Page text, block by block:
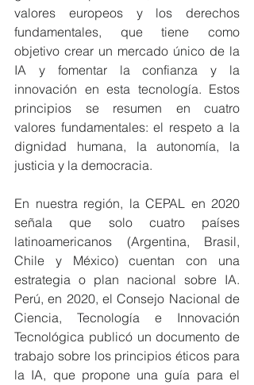
valores europeos y los derechos
fundamentales, que tiene como
objetivo crear un mercado único de la
IA y fomentar la confianza y la
innovación en esta tecnología. Estos
principios se resumen en cuatro
valores fundamentales: el respeto a la
dignidad humana, la autonomía, la
justicia y la democracia.
En nuestra región, la CEPAL en 2020
señala que solo cuatro países
latinoamericanos (Argentina, Brasil,
Chile y México) cuentan con una
estrategia o plan nacional sobre IA.
Perú, en 2020, el Consejo Nacional de
Ciencia, Tecnología e Innovación
Tecnológica publicó un documento de
trabajo sobre los principios éticos para
la IA, que propone una guía para el